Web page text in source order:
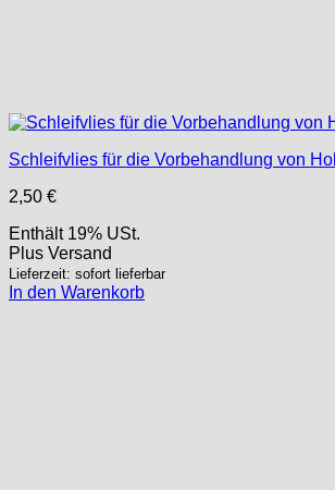
Schleifvlies für die Vorbehandlung von
2,50 €
Enthält 19% USt.
Plus Versand
Lieferzeit: sofort lieferbar
In den Warenkorb